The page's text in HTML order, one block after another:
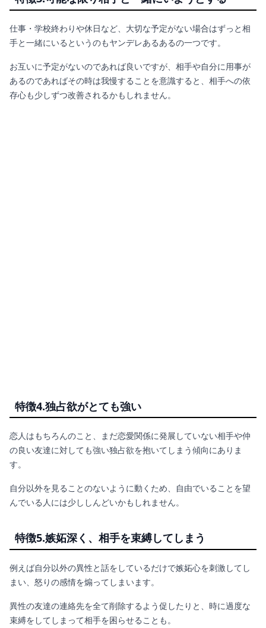
仕事・学校終わりや休日など、大切な予定がない場合はずっと相
手と一緒にいるというのもヤンデレあるあるの一つです。
お互いに予定がないのであれば良いですが、相手や自分に用事が
あるのであればその時は我慢することを意識すると、相手への依
存心も少しずつ改善されるかもしれません。
特徴4.独占欲がとても強い
恋人はもちろんのこと、まだ恋愛関係に発展していない相手や仲
の良い友達に対しても強い独占欲を抱いてしまう傾向にありま
す。
自分以外を見ることのないように動くため、自由でいることを望
んでいる人には少ししんどいかもしれません。
特徴5.嫉妬深く、相手を束縛してしまう
例えば自分以外の異性と話をしているだけで嫉妬心を刺激してし
まい、怒りの感情を煽ってしまいます。
異性の友達の連絡先を全て削除するよう促したりと、時に過度な
束縛をしてしまって相手を困らせることも。